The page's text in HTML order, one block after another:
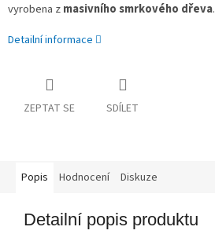
vyrobena zmasivníhosmrkového dřeva.
Detailní informace
ZEPTAT SE SDÍLET
Popis Hodnocení Diskuze
Detailní popis produktu